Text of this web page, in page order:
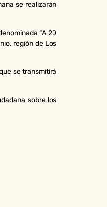
se realizarán
“A 20
región de Los
se transmitirá
sobre los